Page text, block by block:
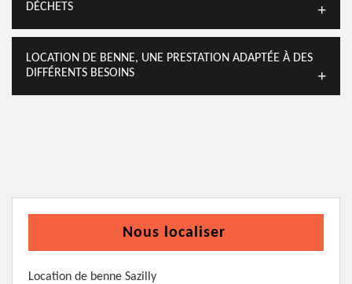
DÉCHETS
LOCATION DE BENNE, UNE PRESTATION ADAPTÉE À DES
DIFFÉRENTS BESOINS
Nous localiser
Location de benne Sazilly